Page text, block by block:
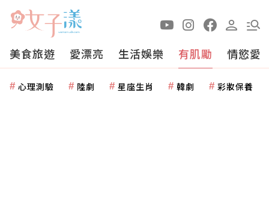
美食旅遊 愛漂亮 生活娛樂 有肌勵 情慾愛
心理測驗 陸劇 星座生肖 韓劇 彩妝保養